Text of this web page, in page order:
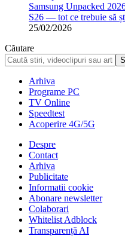
Samsung Unpacked
S26 — tot ce trebuie să
25/02/2026
Căutare
Arhiva
Programe PC
TV Online
Speedtest
Acoperire 4G/5G
Despre
Contact
Arhiva
Publicitate
Informatii cookie
Abonare newsletter
Colaborari
Whitelist Adblock
Transparență AI